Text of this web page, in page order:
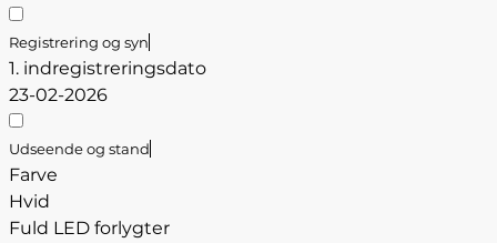
Registrering og syn
1. indregistreringsdato
23-02-2026
Udseende og stand
Farve
Hvid
Fuld LED forlygter